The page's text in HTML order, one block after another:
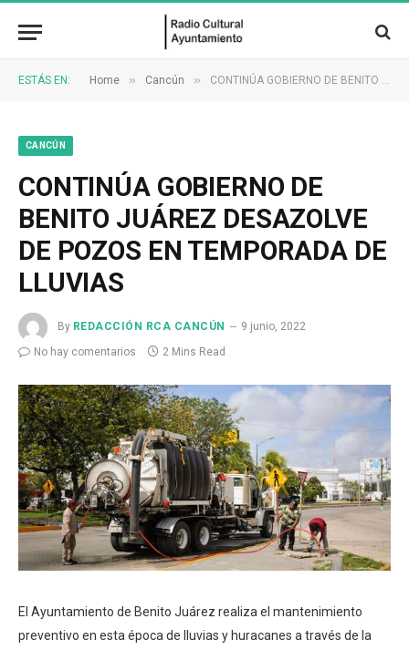
ESTÁS EN: Home » Cancún » CONTINÚA GOBIERNO DE BENITO JUÁREZ DESAZOLVE DE POZOS EN TEMPORADA DE LLUVIAS
CANCÚN
CONTINÚA GOBIERNO DE
BENITO JUÁREZ DESAZOLVE
DE POZOS EN TEMPORADA DE
LLUVIAS
By REDACCIÓN RCA CANCÚN
9 junio, 2022
No hay comentarios
2 Mins Read
El Ayuntamiento de Benito Juárez realiza el mantenimiento
preventivo en esta época de lluvias y huracanes a través de la